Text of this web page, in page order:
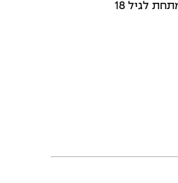
ממזרח גרמניה בשנת 1983. דאוטה, שנולדה בשנת 1964, מחזיקה גם בהישג הטוב ביותר לנערה מתחת לגיל 18